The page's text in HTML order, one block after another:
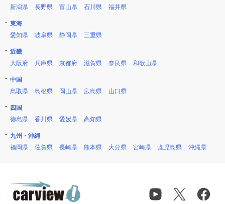
新潟県
長野県 富山県 石川県 福井県
東海
愛知県
岐阜県 静岡県 三重県
近畿
大阪府
兵庫県 京都府 滋賀県 奈良県 和歌山県
中国
鳥取県
島根県 岡山県 広島県 山口県
四国
徳島県
香川県 愛媛県 高知県
九州・沖縄
福岡県
佐賀県 長崎県 熊本県 大分県 宮崎県 鹿児島県 沖縄県